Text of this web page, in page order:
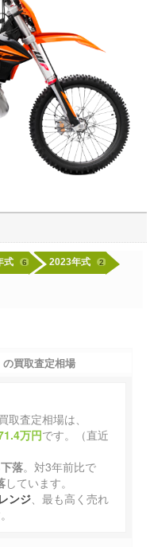
式 6 2023年式 2
買取査定相場
取査定相場は、
万円です。（直近
下落。対3年前比で
しています。
ンジ 、最も高く売れ